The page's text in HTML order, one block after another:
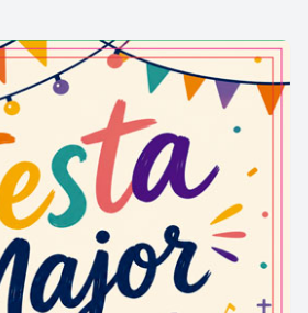
es un Parc Natural,
de la Generalitat de
d’un gran golf marí d’aigües
fa cosa d’uns 50 milions
troba ara la Depressió Central
desguassaven impetuosos rius
d’un massís catalano-